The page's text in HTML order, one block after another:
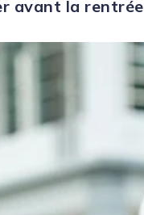
avant la rentrée